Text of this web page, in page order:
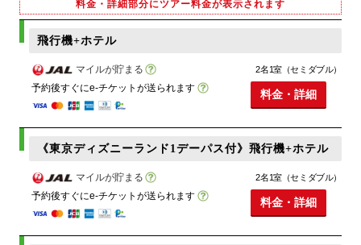
料金・詳細部分にツアー料金が表示されます
飛行機+ホテル
マイルが貯まる
予約後すぐにe-チケットが送られます
2名1室（セミダブル）
料金・詳細
《東京ディズニーランド1デーパス付》飛行機+ホテル
マイルが貯まる
予約後すぐにe-チケットが送られます
2名1室（セミダブル）
料金・詳細